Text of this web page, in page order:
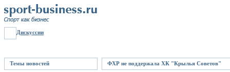
Дискуссии
Темы новостей
ФХР не поддержала ХК "Крылья Советов"